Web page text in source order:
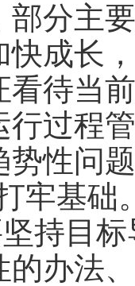
部分主
快成长
看待当
行过程
性问
牢基础
持目
办法